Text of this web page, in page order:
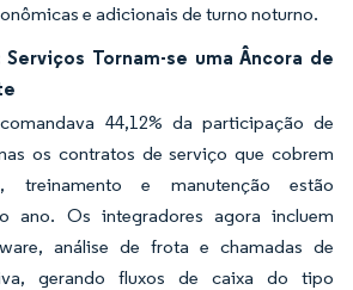
e adicionais de turno noturno.
Tornam-se uma Âncora de
44,12% da participação de
os contratos de serviço que cobrem
treinamento e manutenção estão
ano. Os integradores agora incluem
análise de frota e chamadas de
gerando fluxos de caixa do tipo